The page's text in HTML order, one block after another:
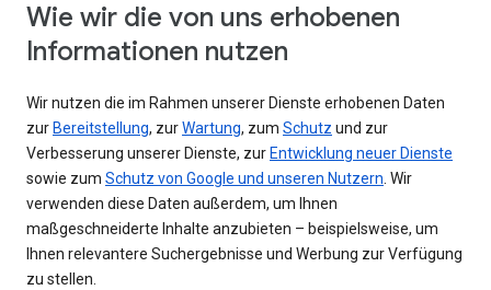
Wie wir die von uns erhobenen
Informationen nutzen
Wir nutzen die im Rahmen unserer Dienste erhobenen Daten
zur Bereitstellung, zurWartung, zum Schutz und zur
Verbesserung unserer Dienste, zur Entwicklung neuer Dienste
sowie zum Schutz von Google und unseren Nutzern. Wir
verwenden diese Daten außerdem, um Ihnen
maßgeschneiderte Inhalte anzubieten – beispielsweise, um
Ihnen relevantere Suchergebnisse und Werbung zur Verfügung
zu stellen.